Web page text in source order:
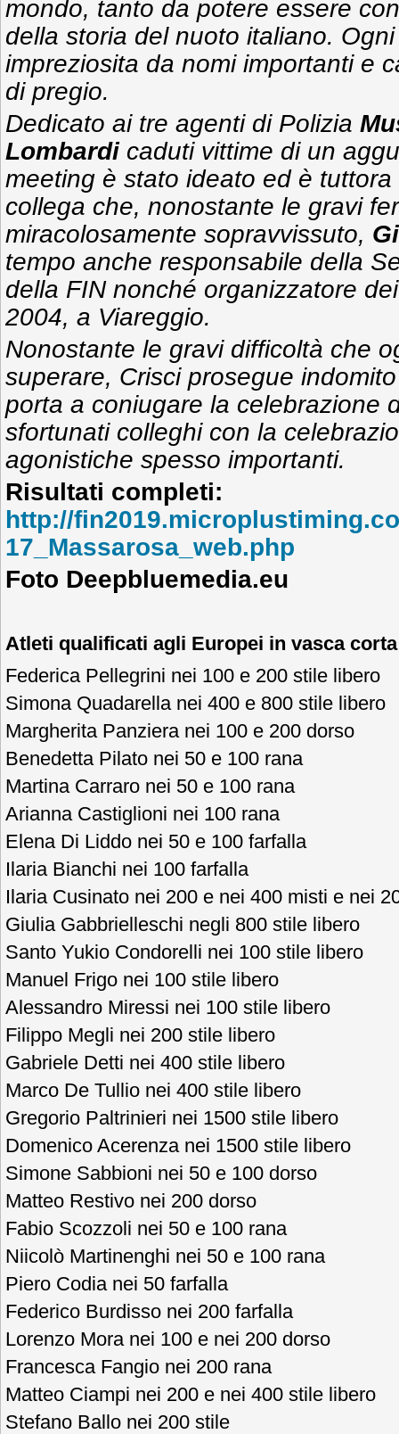
mondo, tanto da potere essere
della storia del nuoto italiano.
impreziosita da nomi importanti e
di pregio.
Dedicato ai tre agenti di Polizia
Lombardicaduti vittime di un
meeting è stato ideato ed è tuttora
collega che, nonostante le gravi
miracolosamente sopravvissuto,
tempo anche responsabile della
della FIN nonché organizzatore
2004, a Viareggio.
Nonostante le gravi difficoltà che
superare, Crisci prosegue
porta a coniugare la celebrazione
sfortunati colleghi con la
agonistiche spesso importanti.
Risultati completi:
http://
17_Massarosa_web.php
Foto Deepbluemedia.eu
Atleti qualificati agli Europei in vasca corta
Federica Pellegrini nei 100 e 200 stile libero
Simona Quadarella nei 400 e 800 stile libero
Margherita Panziera nei 100 e 200 dorso
Benedetta Pilato nei 50 e 100 rana
Martina Carraro nei 50 e 100 rana
Arianna Castiglioni nei 100 rana
Elena Di Liddo nei 50 e 100 farfalla
Ilaria Bianchi nei 100 farfalla
Ilaria Cusinato nei 200 e nei 400 misti e nei
Giulia Gabbrielleschi negli 800 stile libero
Santo Yukio Condorelli nei 100 stile libero
Manuel Frigo nei 100 stile libero
Alessandro Miressi nei 100 stile libero
Filippo Megli nei 200 stile libero
Gabriele Detti nei 400 stile libero
Marco De Tullio nei 400 stile libero
Gregorio Paltrinieri nei 1500 stile libero
Domenico Acerenza nei 1500 stile libero
Simone Sabbioni nei 50 e 100 dorso
Matteo Restivo nei 200 dorso
Fabio Scozzoli nei 50 e 100 rana
Niicolò Martinenghi nei 50 e 100 rana
Piero Codia nei 50 farfalla
Federico Burdisso nei 200 farfalla
Lorenzo Mora nei 100 e nei 200 dorso
Francesca Fangio nei 200 rana
Matteo Ciampi nei 200 e nei 400 stile libero
Stefano Ballo nei 200 stile